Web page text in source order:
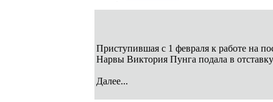
Приступившая с 1 февраля к работе на
Нарвы Виктория Пунга подала в
Далее...